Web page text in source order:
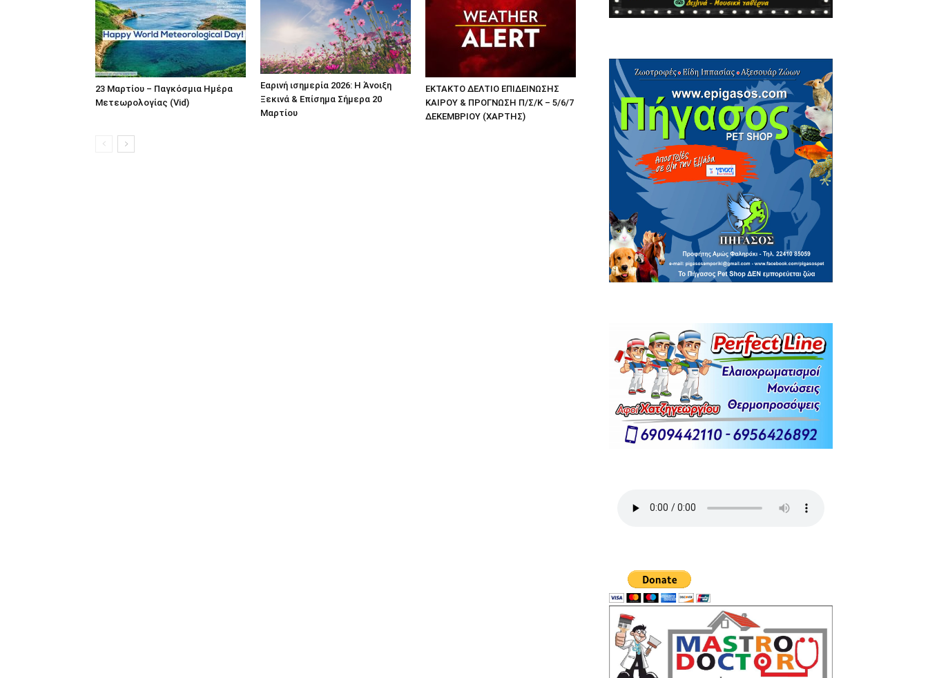
23 Μαρτίου – Παγκόσμια Ημέρα
Μετεωρολογίας (Vid)
Εαρινή ισημερία 2026: Η Άνοιξη
Ξεκινά & Επίσημα Σήμερα 20
Μαρτίου
ΕΚΤΑΚΤΟ ΔΕΛΤΙΟ ΕΠΙΔΕΙΝΩΣΗΣ
ΚΑΙΡΟΥ & ΠΡΟΓΝΩΣΗ Π/Σ/Κ – 5/6/7
ΔΕΚΕΜΒΡΙΟΥ (ΧΑΡΤΗΣ)